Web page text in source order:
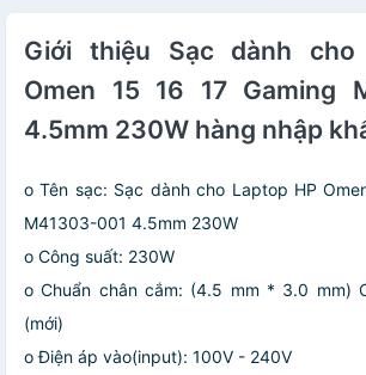
Giới thiệu Sạc dành cho
Omen 15 16 17 Gaming
4.5mm 230W hàng nhập
o Tên sạc: Sạc dành cho Laptop HP
M41303-001 4.5mm 230W
o Công suất: 230W
o Chuẩn chân cắm: (4.5 mm * 3.0 mm)
(mới)
o Điện áp vào(input): 100V - 240V